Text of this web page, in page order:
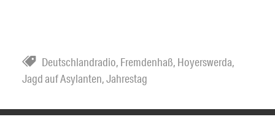
Deutschlandradio, Fremdenhaß, Hoyerswerda,
Jagd auf Asylanten,Jahrestag